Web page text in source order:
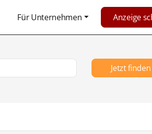
Für Unternehmen Anzeige
Jetzt finden